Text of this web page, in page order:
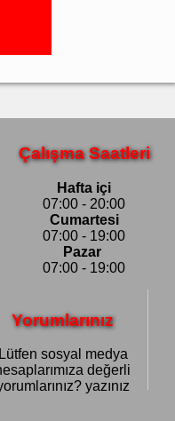
Çalışma Saatleri
Hafta içi
07:00 - 20:00
Cumartesi
07:00 - 19:00
Pazar
07:00 - 19:00
Yorumlarınız
Lütfen sosyal medya
değerli
yazınız